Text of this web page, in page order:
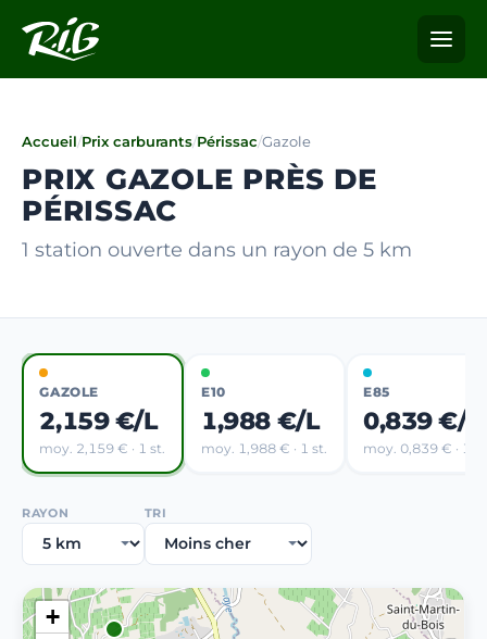
Accueil/Prix carburants/Périssac/Gazole
PRIX GAZOLE PRÈS DE
PÉRISSAC
1 station ouverte dans un rayon de 5 km
GAZOLE
2,159 €/L
moy. 2,159 € · 1 st.
E10
1,988 €/L
moy. 1,988 € · 1 st.
E85
0,839 €/L
moy. 0,839 € · 1
RAYON TRI
+